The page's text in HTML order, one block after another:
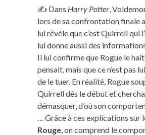
✍️ Dans Harry Potter ,
lors de sa confrontation finale
lui révèle que c’est Quirrell qui
lui donne aussi des
Il lui confirme que Rogue le
pensait, mais que ce n’est pas
de le tuer. En réalité, Rogue
Quirrell dès le début et
démasquer, d’où son
… Grâce à ces explications sur
Rouge , on comprend le